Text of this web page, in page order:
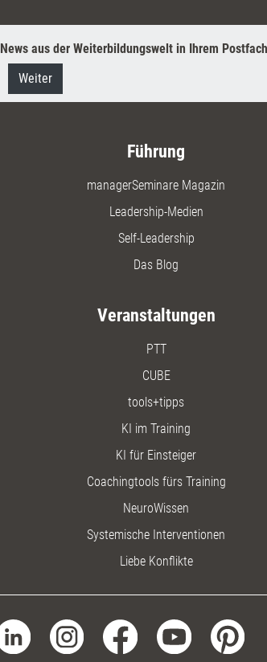
News aus der Weiterbildungswelt in Ihrem
Weiter
Führung
managerSeminare Magazin
Leadership-Medien
Self-Leadership
Das Blog
Veranstaltungen
PTT
CUBE
tools+tipps
KI im Training
KI für Einsteiger
Coachingtools fürs Training
NeuroWissen
Systemische Interventionen
Liebe Konflikte